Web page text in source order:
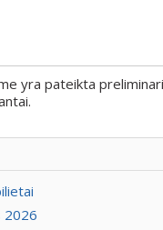
yra pateikta
2026